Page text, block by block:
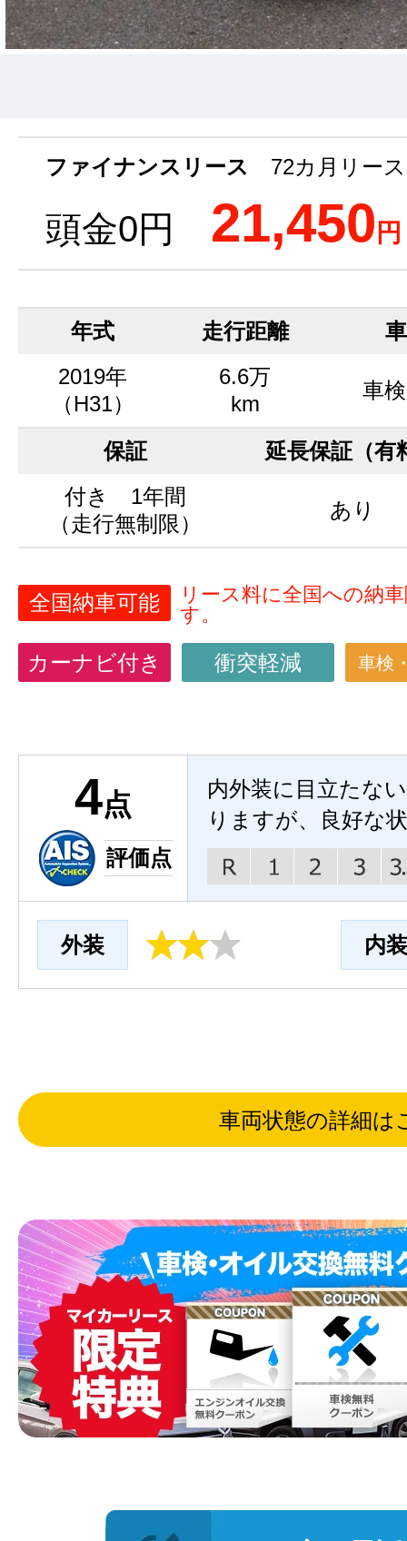
ファイナンスリース 72カ月リース
頭金0円 21,450 円
年式 走行距離
2019年
（H31）
6.6万
km
車
保証
延長保証（有
付き 1年間
（走行無制限）
あり
全国納車可能
リース料に全国への納
す。
カーナビ付き 衝突軽減 車検
4点
評価点
内外装に目立たな
りますが、良好な
外装 内装
車両状態の詳細は